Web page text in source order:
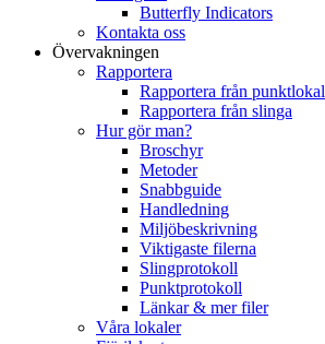
Butterfly Indicators
Kontakta oss
Övervakningen
Rapportera
Rapportera från punktlokal
Rapportera från slinga
Hur gör man?
Broschyr
Metoder
Snabbguide
Handledning
Miljöbeskrivning
Viktigaste filerna
Slingprotokoll
Punktprotokoll
Länkar & mer filer
Våra lokaler